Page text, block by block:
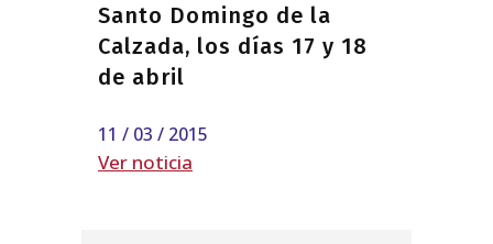
Santo Domingo de la
Calzada, los días 17 y 18
de abril
11 / 03 / 2015
Ver noticia